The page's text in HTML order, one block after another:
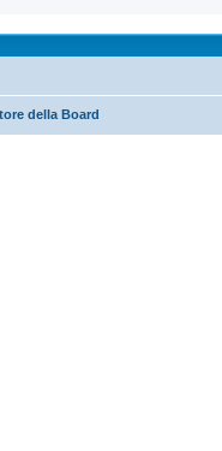
della Board